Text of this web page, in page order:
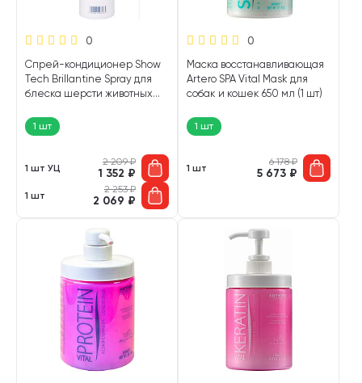
0
Спрей-кондиционер Show
Tech Brillantine Spray для
блеска шерсти животных
1 шт
1 шт УЦ
2 209₽
1 352 ₽
1 шт
2 253₽
2 069 ₽
0
Маска восстанавливающая
Artero SPA Vital Mask для
собак и кошек 650 мл (1 шт)
1 шт
1 шт
6 178₽
5 673 ₽